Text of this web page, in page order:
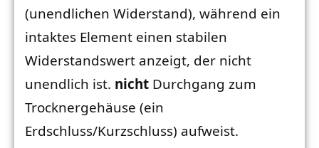
(unendlichen Widerstand), während ein
intaktes Element einen stabilen
Widerstandswert anzeigt, der nicht
unendlich ist. nicht Durchgang zum
Trocknergehäuse (ein
Erdschluss/Kurzschluss) aufweist.